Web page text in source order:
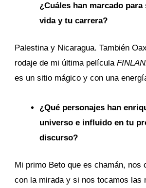
¿Cuáles han marcado
vida y tu carrera?
Palestina y Nicaragua. También
rodaje de mi última película
es un sitio mágico y con una
¿Qué personajes han
universo e influido en tu
discurso?
Mi primo Beto que es chamán, nos
con la mirada y si nos tocamos las